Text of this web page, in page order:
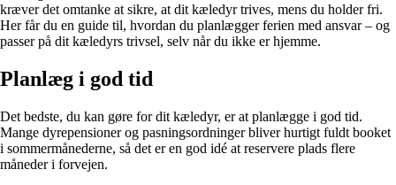
kræver det omtanke at sikre, at dit kæledyr trives, mens du holder fri.
Her får du en guide til, hvordan du planlægger ferien med ansvar – og
passer på dit kæledyrs trivsel, selv når du ikke er hjemme.
Planlæg i god tid
Det bedste, du kan gøre for dit kæledyr, er at planlægge i god tid.
Mange dyrepensioner og pasningsordninger bliver hurtigt fuldt booket
i sommermånederne, så det er en god idé at reservere plads flere
måneder i forvejen.